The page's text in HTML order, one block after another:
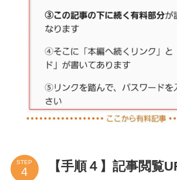
STEP
【手順４】記事閲覧